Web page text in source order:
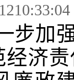
步加
济